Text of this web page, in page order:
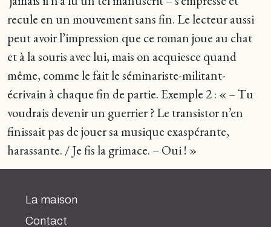
recule en un mouvement sans fin. Le lecteur aussi
peut avoir l’impression que ce roman joue au chat
et à la souris avec lui, mais on acquiesce quand
même, comme le fait le séminariste-militant-
écrivain à chaque fin de partie. Exemple 2 : « – Tu
voudrais devenir un guerrier ? Le transistor n’en
finissait pas de jouer sa musique exaspérante,
harassante. / Je fis la grimace. – Oui ! »
La maison
Contact